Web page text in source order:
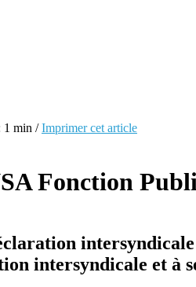
1 min /Imprimer cet article
Fonction
intersyndicale et à